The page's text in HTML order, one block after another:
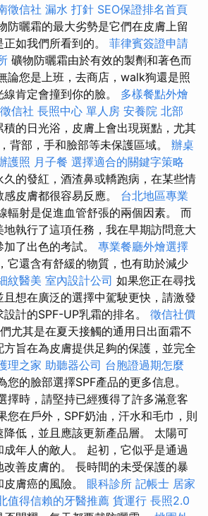
徵信社 漏水 打針 SEO保證排名首頁
防曬霜的最大劣勢是它們在皮膚上留
如我們所看到的。 菲律賓簽證申請
礦物防曬霜由於有效的製劑和著色而
論您是上班，去商店，walk狗還是照
肯定會撞到你的臉。 多樣餐點外燴
信社 長照中心 單人房 安養院 北部
的日光浴，皮膚上會出現斑點，尤其
背部，手和臉部等未保護區域。 辦桌
護照 月子餐 選擇適合的關鍵字策略
的發紅，酒渣鼻或轎跑病，在某些情
皮膚都很容易反應。 台北地區專業
輻射是促進血管舒張的兩個因素。 而
地執行了這項任務，我在早期訪問意大
了出色的考試。 專業餐廳外燴選擇
它還含有舒緩的物質，也有助於減少
紋醫美 室內設計公司 如果您正在尋找
想在廣泛的選擇中駕駛更快，請激發
計的SPF-UP乳霜的排名。 徵信社價
尤其是在夏天接觸的通用日出面霜不
旨在為皮膚提供足夠的保護，並完全
理之家 助聽器公司 台胞證過期怎麼
您的臉部選擇SPF產品的更多信息。
擇時，請堅持已經獲得了許多滿意客
您在戶外，SPF奶油，汗水和毛巾，則
低，並且應該更新產品層。 太陽可
年人的敵人。 起初，它似乎是通過
善皮膚的。 長時間的未受保護的暴
膚癌的風險。 眼科診所 記帳士 居家
值得信賴的牙醫推薦 貨運行 長照2.0